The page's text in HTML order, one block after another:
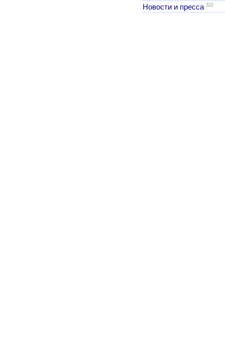
Новости и пресса 322